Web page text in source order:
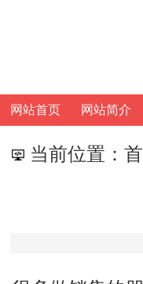
网站首页 网站简介
当前位置：